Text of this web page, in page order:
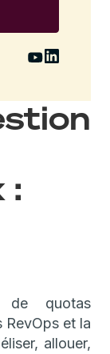
:
quotas
RevOps et la
allouer,